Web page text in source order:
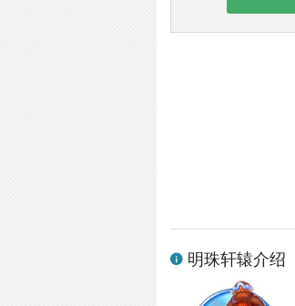
明珠轩辕介绍